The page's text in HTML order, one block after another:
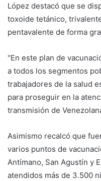
López destacó que se
toxoide tetánico,
pentavalente de forma
"En este plan de
a todos los segmentos
trabajadores de la salud
para proseguir en la
transmisión de
Asimismo recalcó que
varios puntos de
Antímano, San Agustín y
atendidos más de 3.500